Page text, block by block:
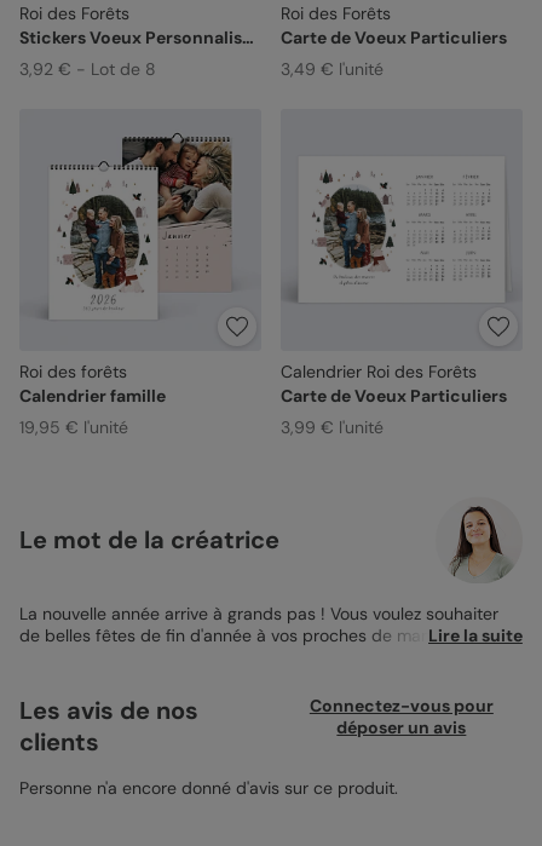
Roi des Forêts
Stickers Voeux Personnalisable
3,92 € - Lot de 8
Roi des Forêts
Carte de Voeux Particuliers
3,49 € l'unité
Roi des forêts
Calendrier famille
19,95 € l'unité
Calendrier Roi des Forêts
Carte de Voeux Particuliers
3,99 € l'unité
Le mot de la créatrice
La nouvelle année arrive à grands pas ! Vous voulez souhaiter
de belles fêtes de fin d'année à vos proches de manière
personnaliser à votre image. Elle se présente en format 12x17 en
paysage, et peut se poser sur un bureau, une petite table ou un
buffet facilement. C’est un cadeau original que vous pouvez
pourrez ajouter vos photos à gauche du calendrier des mois. A
Lire la suite
Les avis de nos
clients
Connectez-vous pour
déposer un avis
Personne n'a encore donné d'avis sur ce produit.